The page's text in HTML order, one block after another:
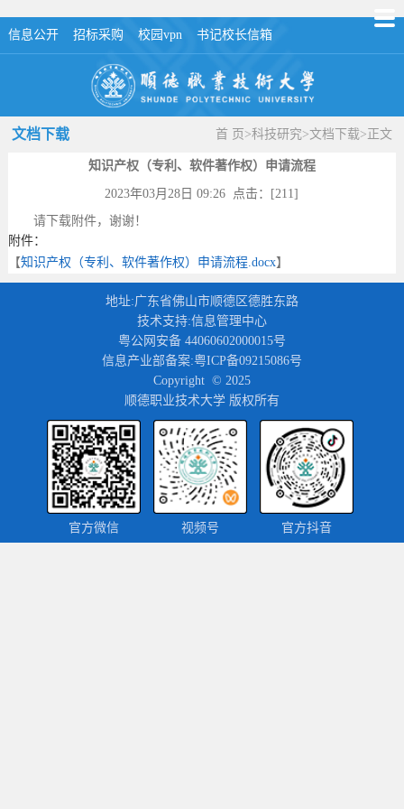
信息公开 招标采购 校园vpn 书记校长信箱
文档下载 首 页 >科技研究>文档下载> 正文
知识产权（专利、软件著作权）申请流程
2023年03月28日 09:26 点击：[211]
请下载附件，谢谢！
附件：
【知识产权（专利、软件著作权）申请流程.docx】
地址:广东省佛山市顺德区德胜东路
技术支持:信息管理中心
粤公网安备 44060602000015号
信息产业部备案:粤ICP备09215086号
Copyright © 2025
顺德职业技术大学 版权所有
官方微信 视频号 官方抖音